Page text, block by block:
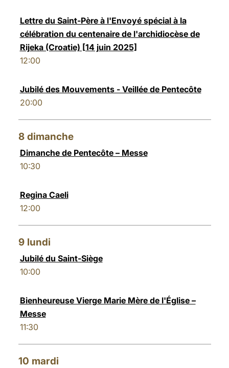
Lettre du Saint-Père à l'Envoyé spécial à la
célébration du centenaire de l'archidiocèse de
Rijeka (Croatie) [14 juin 2025]
12:00
Jubilé des Mouvements - Veillée de Pentecôte
20:00
8 dimanche
Dimanche de Pentecôte – Messe
10:30
Regina Caeli
12:00
9 lundi
Jubilé du Saint-Siège
10:00
Bienheureuse Vierge Marie Mère de l'Église –
Messe
11:30
10 mardi